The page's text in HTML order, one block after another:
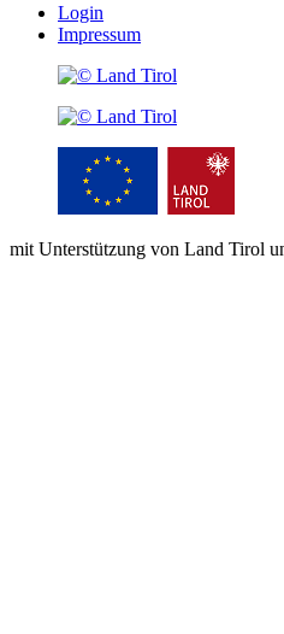
Login
Impressum
mit Unterstützung von Land Tirol